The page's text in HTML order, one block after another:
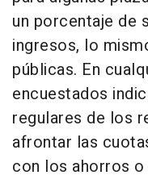
un porcentaje de
ingresos, lo
públicas. En
encuestados
regulares de los
afrontar las
con los ahorros